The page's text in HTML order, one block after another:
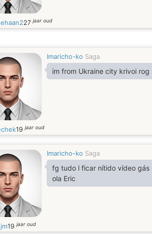
27jaar oud
Imaricho-ko Saga
im from Ukraine city krivoi rog
19jaar oud
Imaricho-ko Saga
fg tudo l ficar nítido vídeo gás
ola Eric
19jaar oud